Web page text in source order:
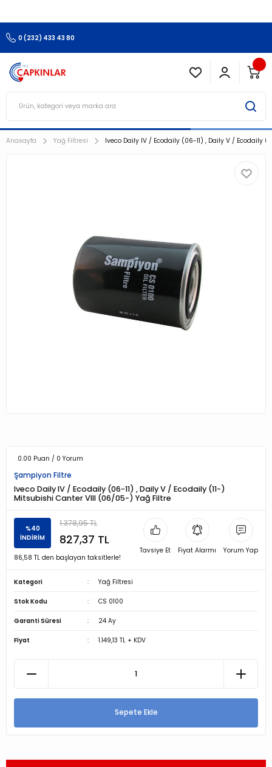
0 (232) 433 43 80
Anasayfa Yağ Filtresi Iveco Daily IV / Ecodaily (06-11) , Daily V / Ecodaily
0.00 Puan / 0 Yorum
Şampiyon Filtre
Iveco Daily IV / Ecodaily (06-11) , Daily V / Ecodaily (11-)
Mitsubishi Canter VIII (06/05-) Yağ Filtre
%40
İNDİRİM
1.378,95 TL
827,37 TL
86,58 TL den başlayan taksitlerle!
Tavsiye Et Fiyat Alarmı Yorum Yap
Kategori Yağ Filtresi
Stok Kodu CS 0100
Garanti Süresi 24 Ay
Fiyat 1.149,13 TL + KDV
Sepete Ekle